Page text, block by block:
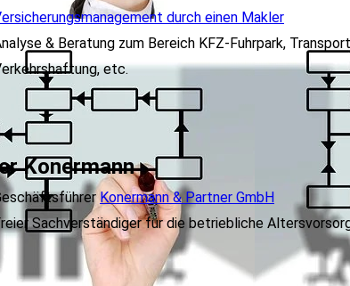
durch einen Makler
& Beratung zum Bereich KFZ-Fuhrpark,
etc.
Konermann
Konermann & Partner GmbH
Sachverständiger für die betriebliche